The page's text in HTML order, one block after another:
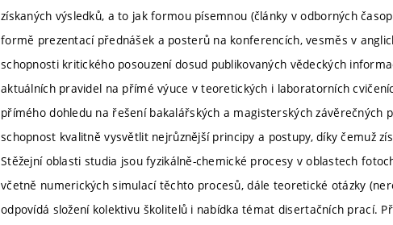
získaných výsledků, a to jak formou písemnou (články v odborných
formě prezentací přednášek a posterů na konferencích, vesměs v
schopnosti kritického posouzení dosud publikovaných vědeckých
aktuálních pravidel na přímé výuce v teoretických i laboratorních
přímého dohledu na řešení bakalářských a magisterských závěrečných
schopnost kvalitně vysvětlit nejrůznější principy a postupy, díky čemuž
Stěžejní oblasti studia jsou fyzikálně-chemické procesy v oblastech
včetně numerických simulací těchto procesů, dále teoretické otázky
odpovídá složení kolektivu školitelů i nabídka témat disertačních prací.